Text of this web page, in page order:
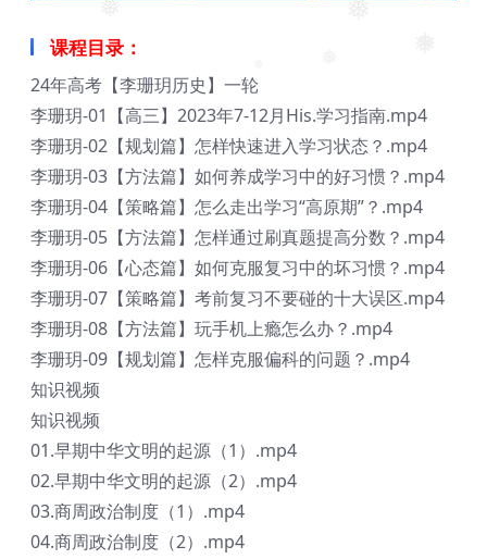
❅
课程目录：
24年高考【李珊玥历史】一轮
李珊玥-01【高三】2023年7-12月His.学习指南.mp4
李珊玥-02【规划篇】怎样快速进入学习状态？.mp4
李珊玥-03【方法篇】如何养成学习中的好习惯？.mp4
李珊玥-04【策略篇】怎么走出学习“高原期”？.mp4
李珊玥-05【方法篇】怎样通过刷真题提高分数？.mp4
李珊玥-06【心态篇】如何克服复习中的坏习惯？.mp4
李珊玥-07【策略篇】考前复习不要碰的十大误区.mp4
李珊玥-08【方法篇】玩手机上瘾怎么办？.mp4
李珊玥-09【规划篇】怎样克服偏科的问题？.mp4
知识视频
知识视频
01.早期中华文明的起源（1）.mp4
02.早期中华文明的起源（2）.mp4
03.商周政治制度（1）.mp4
04.商周政治制度（2）.mp4